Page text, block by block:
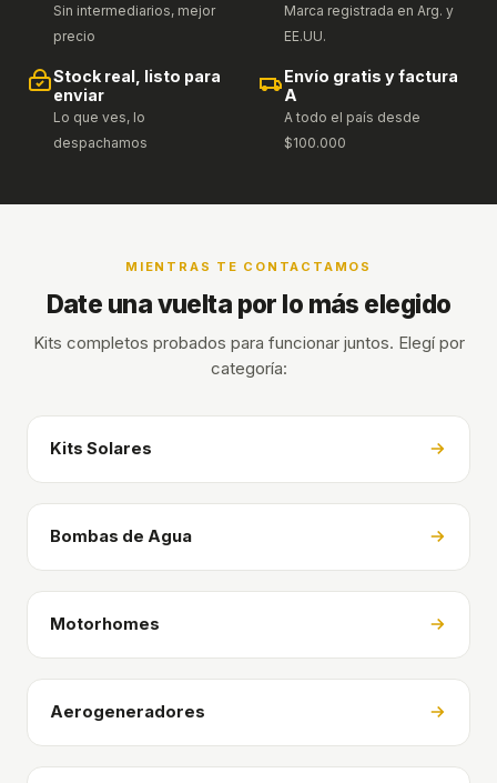
Sin intermediarios, mejor
precio
Marca registrada en Arg. y
EE.UU.
Stock real, listo para
enviar
Lo que ves, lo
despachamos
Envío gratis y factura
A
A todo el país desde
$100.000
MIENTRAS TE CONTACTAMOS
Date una vuelta por lo más elegido
Kits completos probados para funcionar juntos. Elegí por
categoría:
Kits Solares
Bombas de Agua
Motorhomes
Aerogeneradores